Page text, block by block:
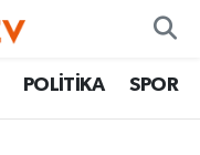
POLİTİKA SPOR